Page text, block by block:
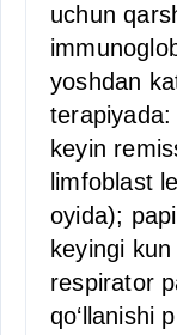
uchun
yoshdan
keyin
limfoblast
oyida);
keyingi
respirator
qo‘llanishi